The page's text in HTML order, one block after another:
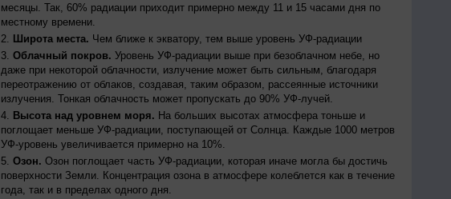
месяцы. Так, 60% радиации приходит примерно между 11 и 15 часами дня по
местному времени.
Широта места. Чем ближе к экватору, тем выше уровень УФ-радиации
Облачный покров. Уровень УФ-радиации выше при безоблачном небе, но
даже при некоторой облачности, излучение может быть сильным, благодаря
переотражению от облаков, создавая, таким образом, рассеянные источники
излучения. Тонкая облачность может пропускать до 90% УФ-лучей.
Высота над уровнем моря. На больших высотах атмосфера тоньше и
поглощает меньше УФ-радиации, поступающей от Солнца. Каждые 1000 метров
УФ-уровень увеличивается примерно на 10%.
Озон. Озон поглощает часть УФ-радиации, которая иначе могла бы достичь
поверхности Земли. Концентрация озона в атмосфере колеблется как в течение
года, так и в пределах одного дня.